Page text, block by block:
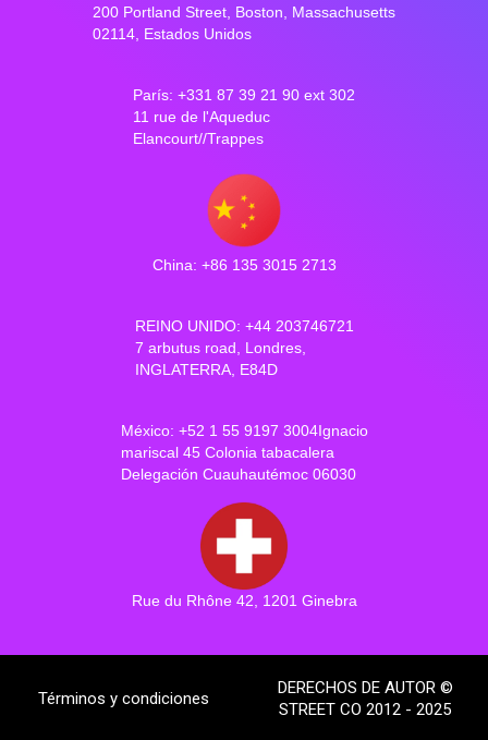
200 Portland Street, Boston, Massachusetts
02114, Estados Unidos
París: +331 87 39 21 90 ext 302
11 rue de l'Aqueduc
Elancourt//Trappes
China: +86 135 3015 2713
REINO UNIDO: +44 203746721
7 arbutus road, Londres,
INGLATERRA, E84D
México: +52 1 55 9197 3004Ignacio
mariscal 45 Colonia tabacalera
Delegación Cuauhautémoc 06030
Rue du Rhône 42, 1201 Ginebra
Términos y condiciones
DERECHOS DE AUTOR ©
STREET CO 2012 - 2025